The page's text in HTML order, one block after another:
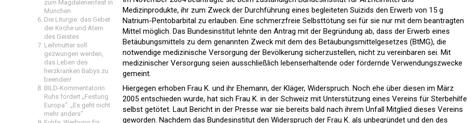
zum Magdalenenfest in
München
Die Liturgie: das Gebet
der Kirche und Atem
des Geistes
Leihmutter soll
gezwungen werden,
das Leben des
herzkranken Babys zu
beenden!
BILD-Kommentatorin
Ruhs fordert „Festung
Europa“: „Es geht nicht
mehr anders“
Medizinprodukte, ihr zum Zweck der Durchführung eines begleiteten Suizids den Erwerb von 15 g
Natrium-Pentobarbital zu erlauben. Eine schmerzfreie Selbsttötung sei für sie nur mit dem beantragten
Mittel möglich. Das Bundesinstitut lehnte den Antrag mit der Begründung ab, dass der Erwerb eines
Betäubungsmittels zu dem genannten Zweck mit dem des Betäubungsmittelgesetzes (BtMG), die
notwendige medizinische Versorgung der Bevölkerung sicherzustellen, nicht zu vereinbaren sei. Mit
medizinischer Versorgung seien ausschließlich lebenserhaltende oder fördernde Verwendungszwecke
gemeint.
Hiergegen erhoben Frau K. und ihr Ehemann, der Kläger, Widerspruch. Noch ehe über diesen im März
2005 entschieden wurde, hat sich Frau K. in der Schweiz mit Unterstützung eines Vereins für Sterbehilfe
selbst getötet. Laut Bericht in der Presse war sie bereits bald nach ihrem Unfall Mitglied dieses Vereins
geworden. Nachdem das Bundesinstitut den Widerspruch der Frau K. als unbegründet und den des